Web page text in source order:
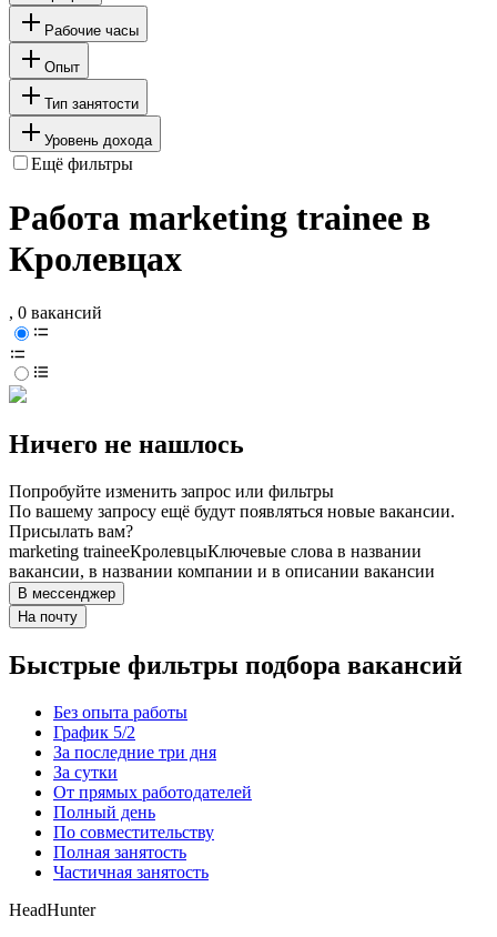
Рабочие часы
Опыт
Тип занятости
Уровень дохода
Ещё фильтры
Работа marketing trainee в
Кролевцах
, 0 вакансий
Ничего не нашлось
Попробуйте изменить запрос или фильтры
По вашему запросу ещё будут появляться новые вакансии.
Присылать вам?
marketing traineeКролевцыКлючевые слова в названии
вакансии, в названии компании и в описании вакансии
В мессенджер
На почту
Быстрые фильтры подбора вакансий
Без опыта работы
График 5/2
За последние три дня
За сутки
От прямых работодателей
Полный день
По совместительству
Полная занятость
Частичная занятость
HeadHunter